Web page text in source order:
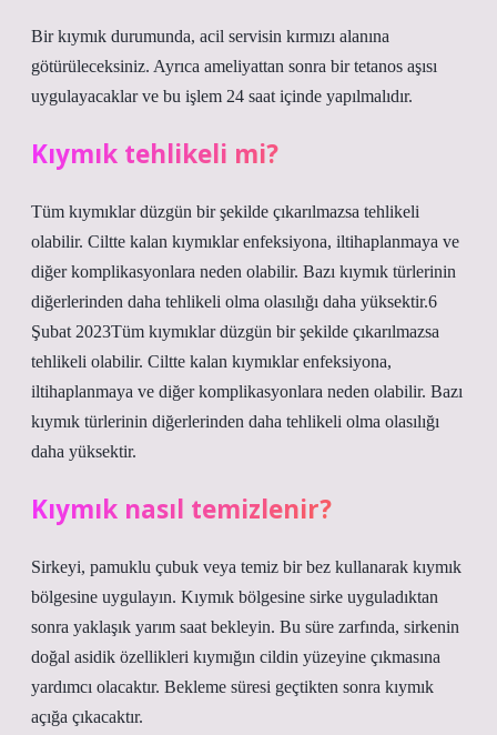
Bir kıymık durumunda, acil servisin kırmızı alanına
götürüleceksiniz. Ayrıca ameliyattan sonra bir tetanos aşısı
uygulayacaklar ve bu işlem 24 saat içinde yapılmalıdır.
Kıymık tehlikeli mi?
Tüm kıymıklar düzgün bir şekilde çıkarılmazsa tehlikeli
olabilir. Ciltte kalan kıymıklar enfeksiyona, iltihaplanmaya ve
diğer komplikasyonlara neden olabilir. Bazı kıymık türlerinin
diğerlerinden daha tehlikeli olma olasılığı daha yüksektir.6
Şubat 2023Tüm kıymıklar düzgün bir şekilde çıkarılmazsa
tehlikeli olabilir. Ciltte kalan kıymıklar enfeksiyona,
iltihaplanmaya ve diğer komplikasyonlara neden olabilir. Bazı
kıymık türlerinin diğerlerinden daha tehlikeli olma olasılığı
daha yüksektir.
Kıymık nasıl temizlenir?
Sirkeyi, pamuklu çubuk veya temiz bir bez kullanarak kıymık
bölgesine uygulayın. Kıymık bölgesine sirke uyguladıktan
sonra yaklaşık yarım saat bekleyin. Bu süre zarfında, sirkenin
doğal asidik özellikleri kıymığın cildin yüzeyine çıkmasına
yardımcı olacaktır. Bekleme süresi geçtikten sonra kıymık
açığa çıkacaktır.